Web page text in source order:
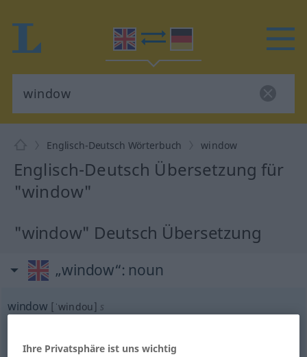
Englisch-Deutsch Wörterbuch window
Englisch-Deutsch Übersetzung für
"window"
"window" Deutsch Übersetzung
„window“: noun
window [ˈwindou] s
(Für mehr Details die Übersetzung anklicken/antippen)
Ihre Privatsphäre ist uns wichtig